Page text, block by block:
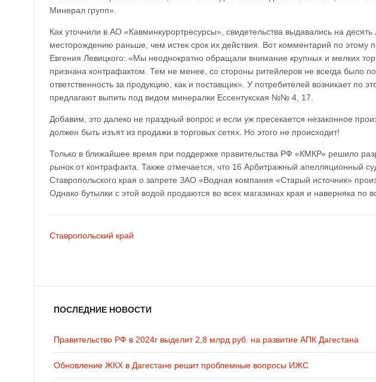
Минерал групп».
Как уточнили в АО «Кавминкурортресурсы», свидетельства выдавались на десять
месторождению раньше, чем истек срок их действия. Вот комментарий по этому
Евгения Левицкого: «Мы неоднократно обращали внимание крупных и мелких
признана контрафактом. Тем не менее, со стороны ритейлеров не всегда было
ответственность за продукцию, как и поставщик». У потребителей возникает по
предлагают выпить под видом минералки Ессентукская №№ 4, 17.
Добавим, это далеко не праздный вопрос и если уж пресекается незаконное
должен быть изъят из продажи в торговых сетях. Но этого не происходит!
Только в ближайшее время при поддержке правительства РФ «КМКР» решило
рынок от контрафакта. Также отмечается, что 16 Арбитражный апелляционный
Ставропольского края о запрете ЗАО «Водная компания «Старый источник»
Однако бутылки с этой водой продаются во всех магазинах края и наверняка по
Ставропольский край
ПОСЛЕДНИЕ НОВОСТИ
Правительство РФ в 2024г выделит 2,8 млрд руб. на развитие АПК Дагестана
Обновление ЖКХ в Дагестане решит проблемные вопросы ИЖС